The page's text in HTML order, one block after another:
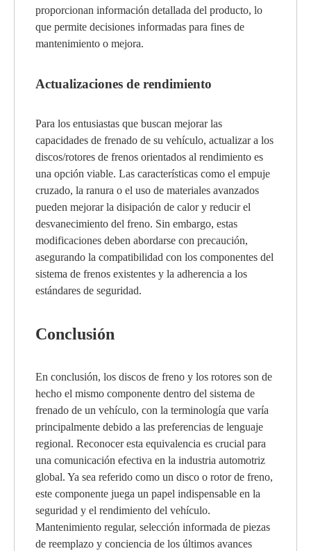
proporcionan información detallada del producto, lo
que permite decisiones informadas para fines de
mantenimiento o mejora.
Actualizaciones de rendimiento
Para los entusiastas que buscan mejorar las
capacidades de frenado de su vehículo, actualizar a los
discos/rotores de frenos orientados al rendimiento es
una opción viable. Las características como el empuje
cruzado, la ranura o el uso de materiales avanzados
pueden mejorar la disipación de calor y reducir el
desvanecimiento del freno. Sin embargo, estas
modificaciones deben abordarse con precaución,
asegurando la compatibilidad con los componentes del
sistema de frenos existentes y la adherencia a los
estándares de seguridad.
Conclusión
En conclusión, los discos de freno y los rotores son de
hecho el mismo componente dentro del sistema de
frenado de un vehículo, con la terminología que varía
principalmente debido a las preferencias de lenguaje
regional. Reconocer esta equivalencia es crucial para
una comunicación efectiva en la industria automotriz
global. Ya sea referido como un disco o rotor de freno,
este componente juega un papel indispensable en la
seguridad y el rendimiento del vehículo.
Mantenimiento regular, selección informada de piezas
de reemplazo y conciencia de los últimos avances